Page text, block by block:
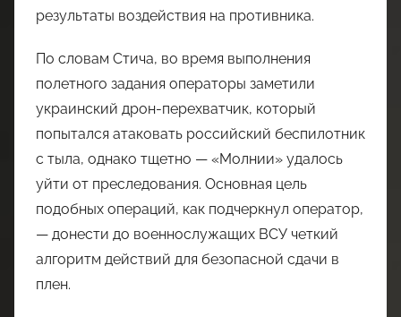
результаты воздействия на противника.
По словам Стича, во время выполнения
полетного задания операторы заметили
украинский дрон-перехватчик, который
попытался атаковать российский беспилотник
с тыла, однако тщетно — «Молнии» удалось
уйти от преследования. Основная цель
подобных операций, как подчеркнул оператор,
— донести до военнослужащих ВСУ четкий
алгоритм действий для безопасной сдачи в
плен.